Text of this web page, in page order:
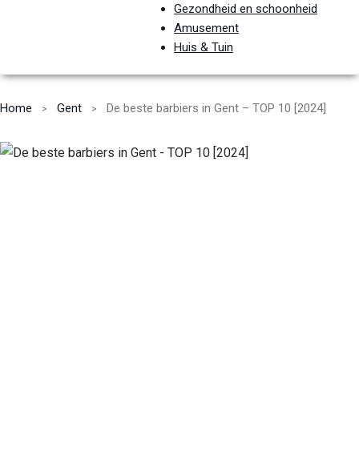
Gezondheid en schoonheid
Amusement
Huis & Tuin
Home Gent De beste barbiers in Gent – TOP 10 [2024]